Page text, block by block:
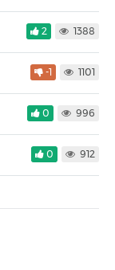
2 1388
-1 1101
0 996
0 912